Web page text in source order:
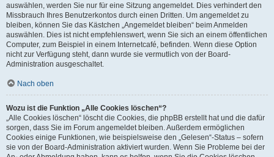
auswählen, werden Sie nur für eine Sitzung angemeldet. Dies verhindert den
Missbrauch Ihres Benutzerkontos durch einen Dritten. Um angemeldet zu
bleiben, können Sie das Kästchen „Angemeldet bleiben“ beim Anmelden
auswählen. Dies ist nicht empfehlenswert, wenn Sie sich an einem öffentlichen
Computer, zum Beispiel in einem Internetcafé, befinden. Wenn diese Option
nicht zur Verfügung steht, dann wurde sie vermutlich von der Board-
Administration ausgeschaltet.
Nach oben
Wozu ist die Funktion „Alle Cookies löschen“?
„Alle Cookies löschen“ löscht die Cookies, die phpBB erstellt hat und die dafür
sorgen, dass Sie im Forum angemeldet bleiben. Außerdem ermöglichen
Cookies einige Funktionen, wie beispielsweise den „Gelesen“-Status – sofern
sie von der Board-Administration aktiviert wurden. Wenn Sie Probleme bei der